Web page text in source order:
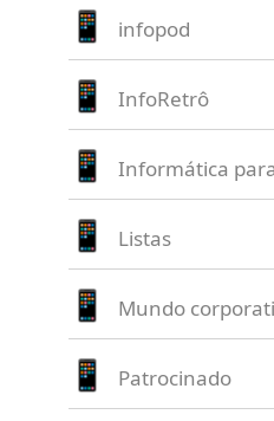
infopod
InfoRetrô
Informática
Listas
Mundo
Patrocinado